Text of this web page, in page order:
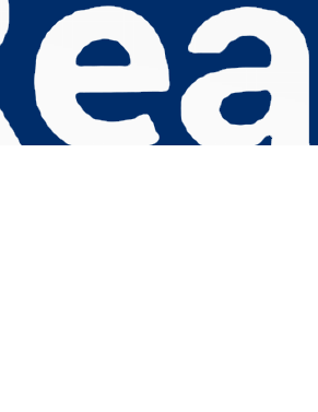
en garantissant la conformité avec